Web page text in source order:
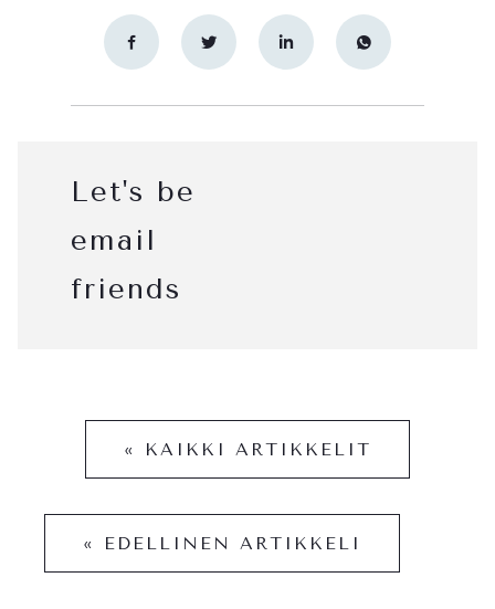
Let's be
email
friends
« KAIKKI ARTIKKELIT
« EDELLINEN ARTIKKELI